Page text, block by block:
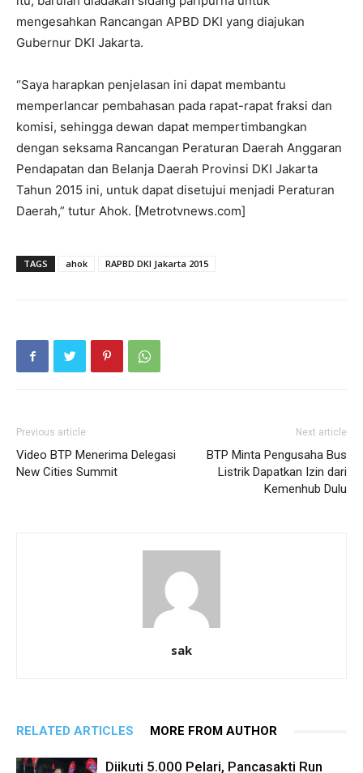
mengesahkan Rancangan APBD DKI yang diajukan
Gubernur DKI Jakarta.
“Saya harapkan penjelasan ini dapat membantu
memperlancar pembahasan pada rapat-rapat fraksi dan
komisi, sehingga dewan dapat mempertimbangkan
dengan seksama Rancangan Peraturan Daerah Anggaran
Pendapatan dan Belanja Daerah Provinsi DKI Jakarta
Tahun 2015 ini, untuk dapat disetujui menjadi Peraturan
Daerah,” tutur Ahok. [Metrotvnews.com]
TAGS ahok RAPBD DKI Jakarta 2015
Previous article
Video BTP Menerima Delegasi
New Cities Summit
Next article
BTP Minta Pengusaha Bus
Listrik Dapatkan Izin dari
Kemenhub Dulu
sak
RELATED ARTICLES MORE FROM AUTHOR
Diikuti 5.000 Pelari, Pancasakti Run